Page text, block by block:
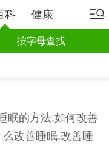
科 健康
按字母查找
眠的方法,如何改善
改善睡眠,改善睡